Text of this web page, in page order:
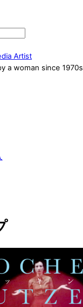
Artist
a woman since 1970s